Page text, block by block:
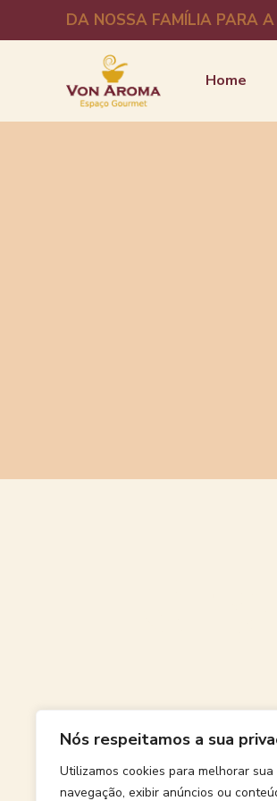
Nós respeitamos a sua
Utilizamos cookies para melhorar
navegação, exibir anúncios ou
DA NOSSA FAMÍLIA PARA
Home